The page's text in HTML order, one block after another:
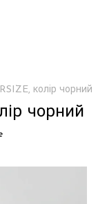
колір чорний
чорний